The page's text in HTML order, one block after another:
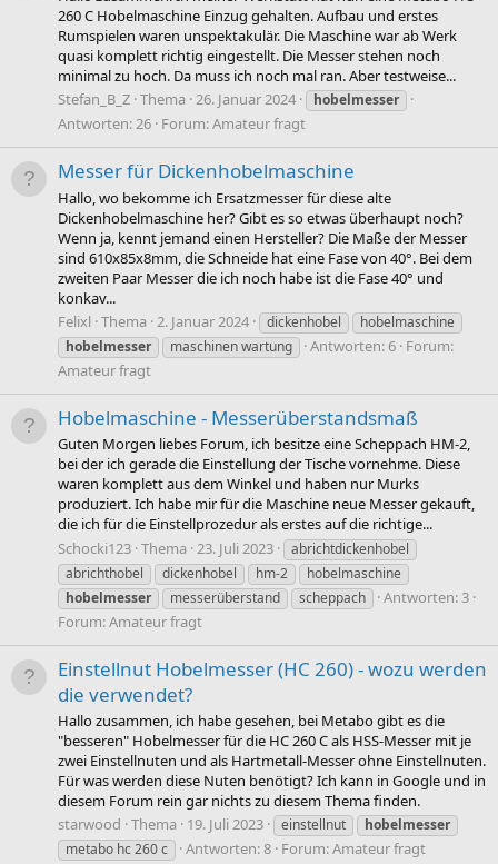
260 C Hobelmaschine Einzug gehalten. Aufbau und erstes
Rumspielen waren unspektakulär. Die Maschine war ab Werk
quasi komplett richtig eingestellt. Die Messer stehen noch
minimal zu hoch. Da muss ich noch mal ran. Aber testweise...
Stefan_B_Z Thema 26. Januar 2024 hobelmesser
Antworten: 26 Forum:Amateur fragt
Messer für Dickenhobelmaschine
Hallo, wo bekomme ich Ersatzmesser für diese alte
Dickenhobelmaschine her? Gibt es so etwas überhaupt noch?
Wenn ja, kennt jemand einen Hersteller? Die Maße der Messer
sind 610x85x8mm, die Schneide hat eine Fase von 40°. Bei dem
zweiten Paar Messer die ich noch habe ist die Fase 40° und
konkav...
Felixl Thema 2. Januar 2024 dickenhobel
hobelmaschine
hobelmesser
maschinen wartung Antworten: 6 Forum:
Amateur fragt
Hobelmaschine - Messerüberstandsmaß
Guten Morgen liebes Forum, ich besitze eine Scheppach HM-2,
bei der ich gerade die Einstellung der Tische vornehme. Diese
waren komplett aus dem Winkel und haben nur Murks
produziert. Ich habe mir für die Maschine neue Messer gekauft,
die ich für die Einstellprozedur als erstes auf die richtige...
Schocki123 Thema 23. Juli 2023
abrichtdickenhobel
abrichthobel
dickenhobel hm-2
hobelmaschine
hobelmesser
messerüberstand scheppach
Antworten: 3
Forum:Amateur fragt
Einstellnut Hobelmesser (HC 260) - wozu werden
die verwendet?
Hallo zusammen, ich habe gesehen, bei Metabo gibt es die
"besseren" Hobelmesser für die HC 260 C als HSS-Messer mit je
zwei Einstellnuten und als Hartmetall-Messer ohne Einstellnuten.
Für was werden diese Nuten benötigt? Ich kann in Google und in
diesem Forum rein gar nichts zu diesem Thema finden.
starwood Thema 19. Juli 2023 einstellnut
hobelmesser
metabo hc 260 c
Antworten: 8 Forum:Amateur fragt